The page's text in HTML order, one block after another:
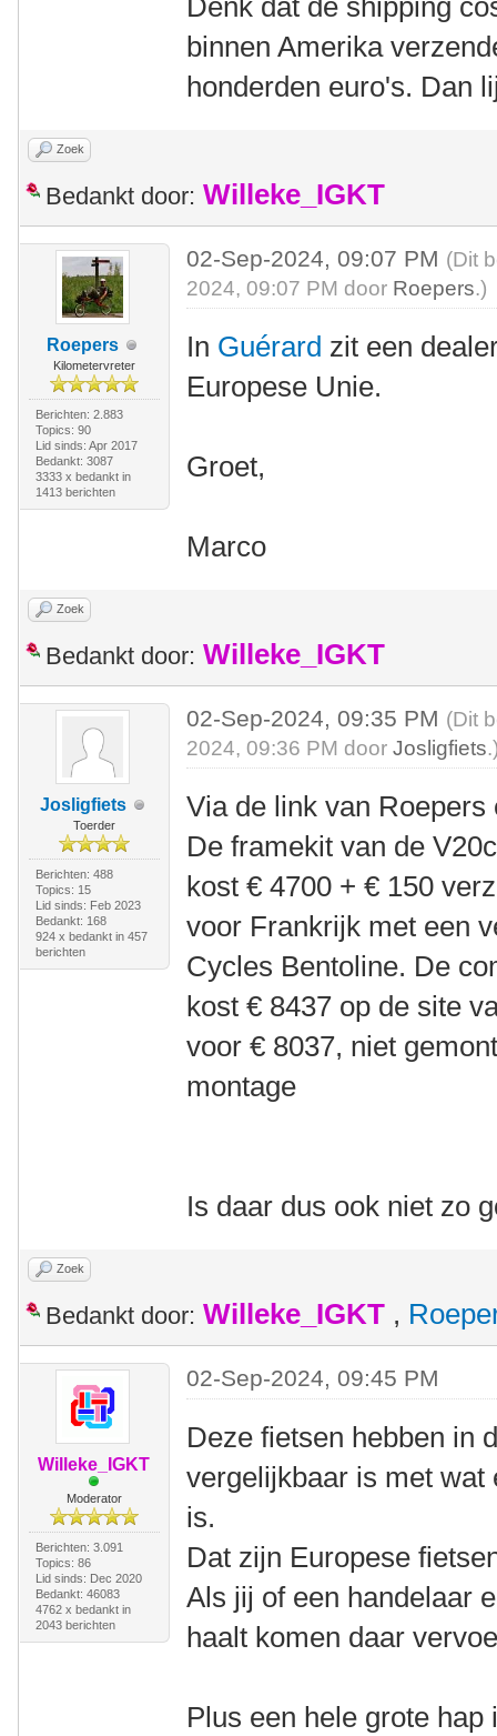
Denk dat de shipping
binnen Amerika
honderden euro's. Dan
Zoek
Bedankt door: Willeke_IGKT
Roepers
Kilometervreter
Berichten: 2.883
Topics: 90
Lid sinds: Apr 2017
Bedankt: 3087
3333 x bedankt in
1413 berichten
02-Sep-2024, 09:07 PM (Dit
2024, 09:07 PM door Roepers.)
In Guérard zit een
Europese Unie.
Groet,
Marco
Zoek
Bedankt door: Willeke_IGKT
Josligfiets
Toerder
Berichten: 488
Topics: 15
Lid sinds: Feb 2023
Bedankt: 168
924 x bedankt in 457
berichten
02-Sep-2024, 09:35 PM (Dit
2024, 09:36 PM doorJosligfiets
Via de link van
De framekit van de
kost € 4700 + € 150
voor Frankrijk met een
Cycles Bentoline. De
kost € 8437 op de site
voor € 8037, niet
montage
Is daar dus ook niet zo
Zoek
Bedankt door: Willeke_IGKT ,
Willeke_IGKT
Moderator
Berichten: 3.091
Topics: 86
Lid sinds: Dec 2020
Bedankt: 46083
4762 x bedankt in
2043 berichten
02-Sep-2024, 09:45 PM
Deze fietsen hebben in
vergelijkbaar is met wat
is.
Dat zijn Europese
Als jij of een handelaar
haalt komen daar
Plus een hele grote hap